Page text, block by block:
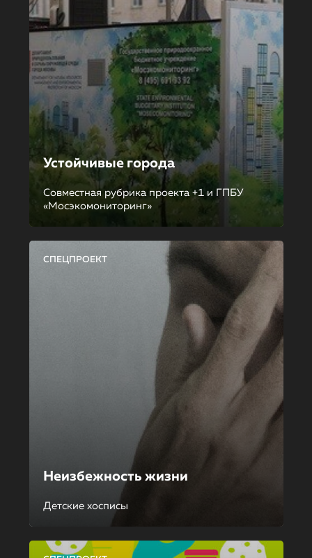
Устойчивые города
Совместная рубрика проекта +1 и ГПБУ
«Мосэкомониторинг»
СПЕЦПРОЕКТ
Неизбежность жизни
Детские хосписы